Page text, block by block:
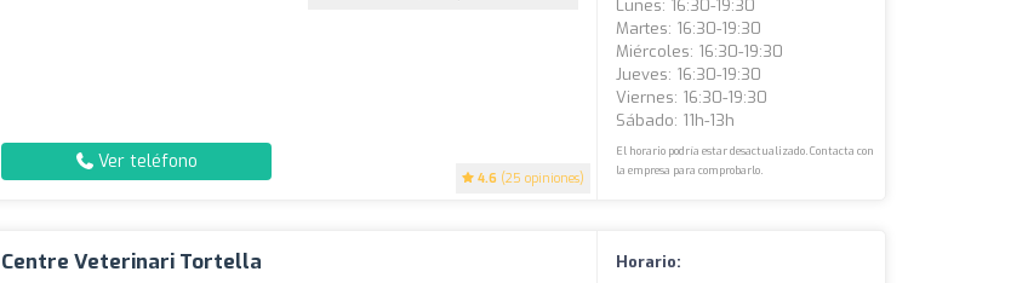
4.6 (25 opiniones)
Ver teléfono
Lunes: 16:30-19:30
Martes: 16:30-19:30
Miércoles: 16:30-19:30
Jueves: 16:30-19:30
Viernes: 16:30-19:30
Sábado: 11h-13h
El horario podría estar desactualizado. Contacta con
la empresa para comprobarlo.
Centre Veterinari Tortella
Horario: